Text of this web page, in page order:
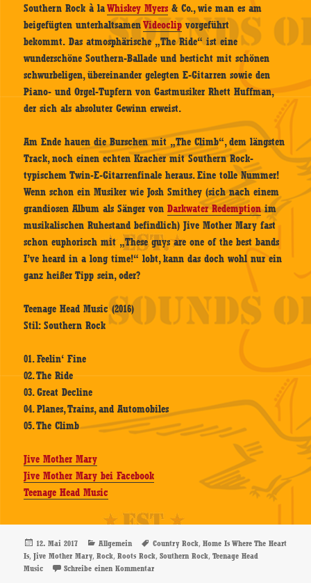
Southern Rock à laWhiskey Myers & Co., wie man es am
beigefügten unterhaltsamenVideoclip vorgeführt
bekommt. Das atmosphärische „The Ride“ ist eine
wunderschöne Southern-Ballade und besticht mit schönen
schwurbeligen, übereinander gelegten E-Gitarren sowie den
Piano- und Orgel-Tupfern von Gastmusiker Rhett Huffman,
der sich als absoluter Gewinn erweist.
Am Ende hauen die Burschen mit „The Climb“, dem längsten
Track, noch einen echten Kracher mit Southern Rock-
typischem Twin-E-Gitarrenfinale heraus. Eine tolle Nummer!
Wenn schon ein Musiker wie Josh Smithey (sich nach einem
grandiosen Album als Sänger vonDarkwater Redemptionim
musikalischen Ruhestand befindlich) Jive Mother Mary fast
schon euphorisch mit „These guys are one of the best bands
I’ve heard in a long time!“ lobt, kann das doch wohl nur ein
ganz heißer Tipp sein, oder?
Teenage Head Music (2016)
Stil: Southern Rock
01. Feelin‘ Fine
02. The Ride
03. Great Decline
04. Planes, Trains, and Automobiles
05. The Climb
Jive Mother Mary
Jive Mother Mary bei Facebook
Teenage Head Music
Veröffentlicht
am
12. Mai 2017 Kategorien
Allgemein Schlagwörter
Country Rock,Home Is Where The Heart
Is,Jive Mother Mary,Rock,Roots Rock,Southern Rock,Teenage Head
Music
Schreibe einen Kommentarzu Jive Mother Mary – Home Is Where The